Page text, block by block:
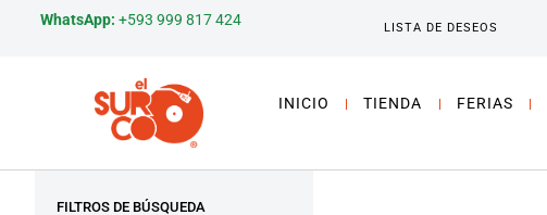
WhatsApp: +593 999 817 424 LISTA DE DESEOS
INICIO TIENDA FERIAS
FILTROS DE BÚSQUEDA